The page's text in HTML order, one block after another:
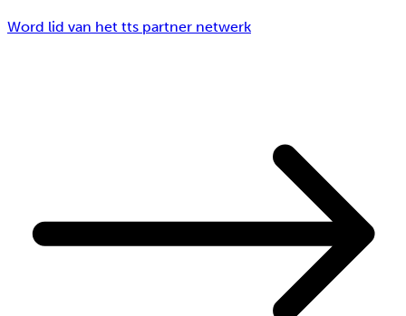
Word lid van het tts partner netwerk